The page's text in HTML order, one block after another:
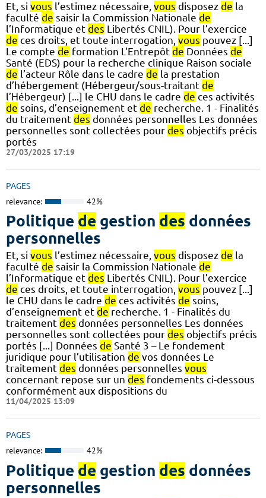
Et, si vous l’estimez nécessaire, vous disposez de la
faculté de saisir la Commission Nationale de
l’Informatique et des Libertés CNIL). Pour l’exercice
de ces droits, et toute interrogation, vous pouvez [...]
Le compte de formation L'Entrepôt de Données de
Santé (EDS) pour la recherche clinique Raison sociale
de l’acteur Rôle dans le cadre de la prestation
d’hébergement (Hébergeur/sous-traitant de
l’Hébergeur) [...] le CHU dans le cadre de ces activités
de soins, d’enseignement et de recherche. 1 - Finalités
du traitement des données personnelles Les données
personnelles sont collectées pour des objectifs précis
portés
27/03/2025 17:19
PAGES
relevance: 42%
Politique de gestion des données
personnelles
Et, si vous l’estimez nécessaire, vous disposez de la
faculté de saisir la Commission Nationale de
l’Informatique et des Libertés CNIL). Pour l’exercice
de ces droits, et toute interrogation, vous pouvez [...]
le CHU dans le cadre de ces activités de soins,
d’enseignement et de recherche. 1 - Finalités du
traitement des données personnelles Les données
personnelles sont collectées pour des objectifs précis
portés [...] Données de Santé 3 – Le fondement
juridique pour l’utilisation de vos données Le
traitement des données personnelles vous
concernant repose sur un des fondements ci-dessous
conformément aux dispositions du
11/04/2025 13:09
PAGES
relevance: 42%
Politique de gestion des données
personnelles